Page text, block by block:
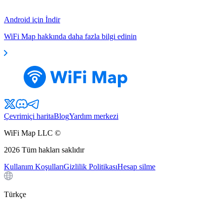
Android için İndir
WiFi Map hakkında daha fazla bilgi edinin
Çevrimiçi haritaBlogYardım merkezi
WiFi Map LLC ©
2026 Tüm hakları saklıdır
Kullanım KoşullarıGizlilik PolitikasıHesap silme
Türkçe